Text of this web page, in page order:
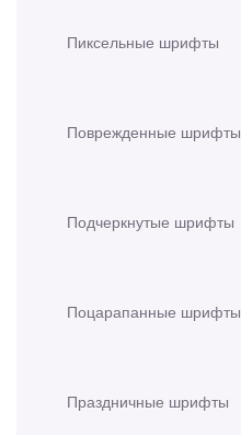
Пиксельные шрифты
Поврежденные шрифты
Подчеркнутые шрифты
Поцарапанные шрифты
Праздничные шрифты